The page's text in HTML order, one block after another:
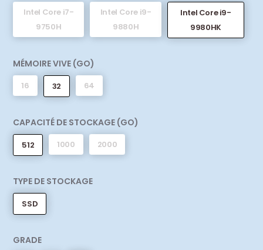
Intel Core i7-
9750H
Intel Core i9-
9880H
Intel Core i9-
9980HK
MÉMOIRE VIVE (GO)
16 32 64
CAPACITÉ DE STOCKAGE (GO)
512 1000 2000
TYPE DE STOCKAGE
SSD
GRADE